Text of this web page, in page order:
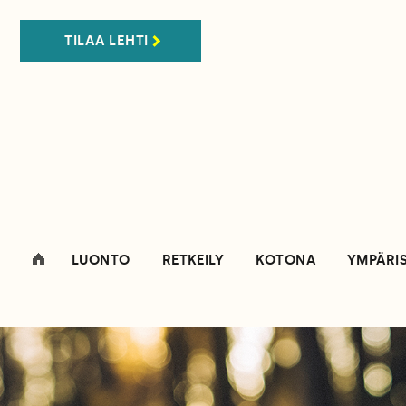
TILAA LEHTI
LUONTO RETKEILY KOTONA